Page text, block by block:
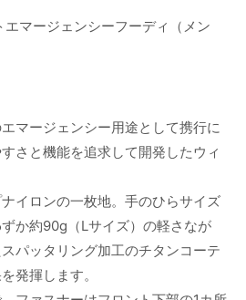
エマージェンシーフーディ（メン
マージェンシー用途として携行に
さと機能を追求して開発したウィ
イロンの一枚地。手のひらサイズ
か約90g（Lサイズ）の軽さなが
パッタリング加工のチタンコーテ
発揮します。